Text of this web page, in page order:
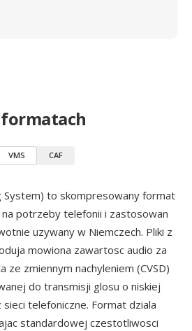
formatach
VMS CAF
System) to skompresowany format
potrzeby telefonii i zastosowan
uzywany w Niemczech. Pliki z
mowiona zawartosc audio za
ze zmiennym nachyleniem (CVSD)
do transmisji glosu o niskiej
telefoniczne. Format dziala
standardowej czestotliwosci